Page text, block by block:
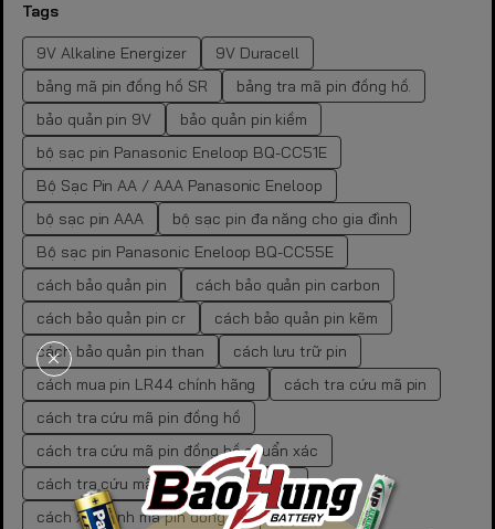
Tags
9V Alkaline Energizer
9V Duracell
bảng mã pin đồng hồ SR
bảng tra mã pin đồng hồ.
bảo quản pin 9V
bảo quản pin kiềm
bộ sạc pin Panasonic Eneloop BQ-CC51E
Bộ Sạc Pin AA / AAA Panasonic Eneloop
bộ sạc pin AAA
bộ sạc pin đa năng cho gia đình
Bộ sạc pin Panasonic Eneloop BQ-CC55E
cách bảo quản pin
cách bảo quản pin carbon
cách bảo quản pin cr
cách bảo quản pin kẽm
cách bảo quản pin than
cách lưu trữ pin
cách mua pin LR44 chính hãng
cách tra cứu mã pin
cách tra cứu mã pin đồng hồ
cách tra cứu mã pin đồng hồ chuẩn xác
cách tra cứu mã pin đồng hồ tại nhà
cách xác định mã pin đồng hồ